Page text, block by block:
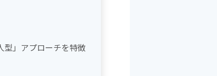
o
k
型」アプローチを特徴